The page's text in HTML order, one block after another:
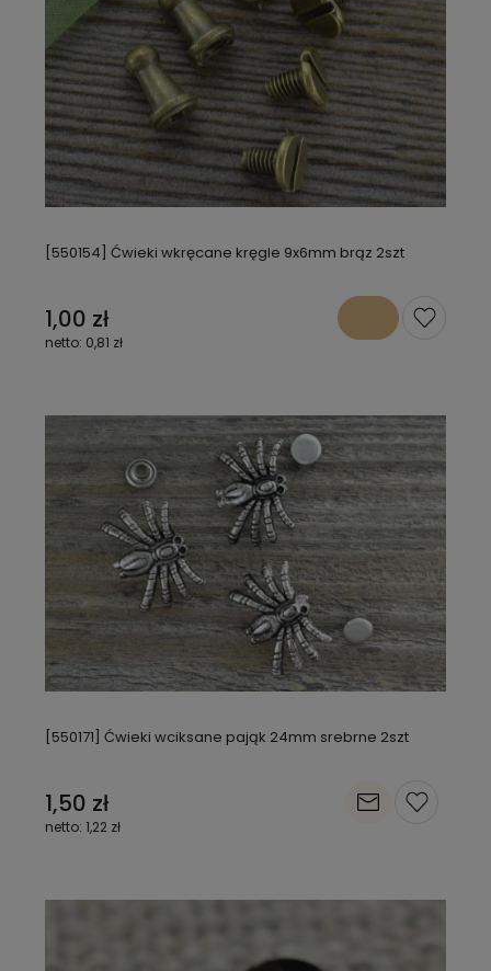
[550154] Ćwieki wkręcane kręgle 9x6mm brąz 2szt
1,00 zł
0,81 zł
[550171] Ćwieki wciksane pająk 24mm srebrne 2szt
1,50 zł
1,22 zł